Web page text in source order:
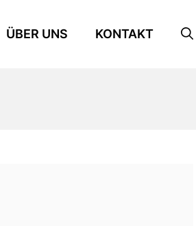
ÜBER UNS KONTAKT